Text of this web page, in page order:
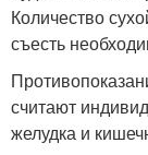
Количество
съесть
считают
желудка и